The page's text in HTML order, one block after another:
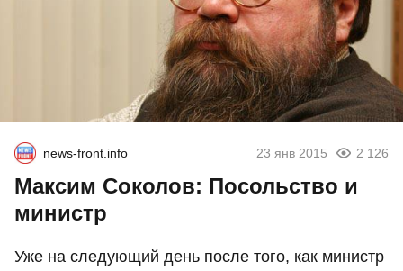
news-front.info 23 янв 2015 2 126
Максим Соколов: Посольство и
министр
Уже на следующий день после того, как министр